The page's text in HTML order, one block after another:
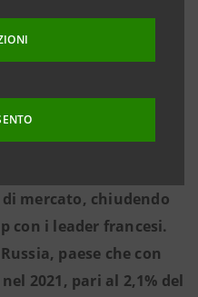
orientate
grazie alla
offrendo buone
per gli esportatori
mercato, chiudendo
con i leader francesi.
paese che con
2021, pari al 2,1% del